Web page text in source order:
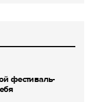
фестиваль-